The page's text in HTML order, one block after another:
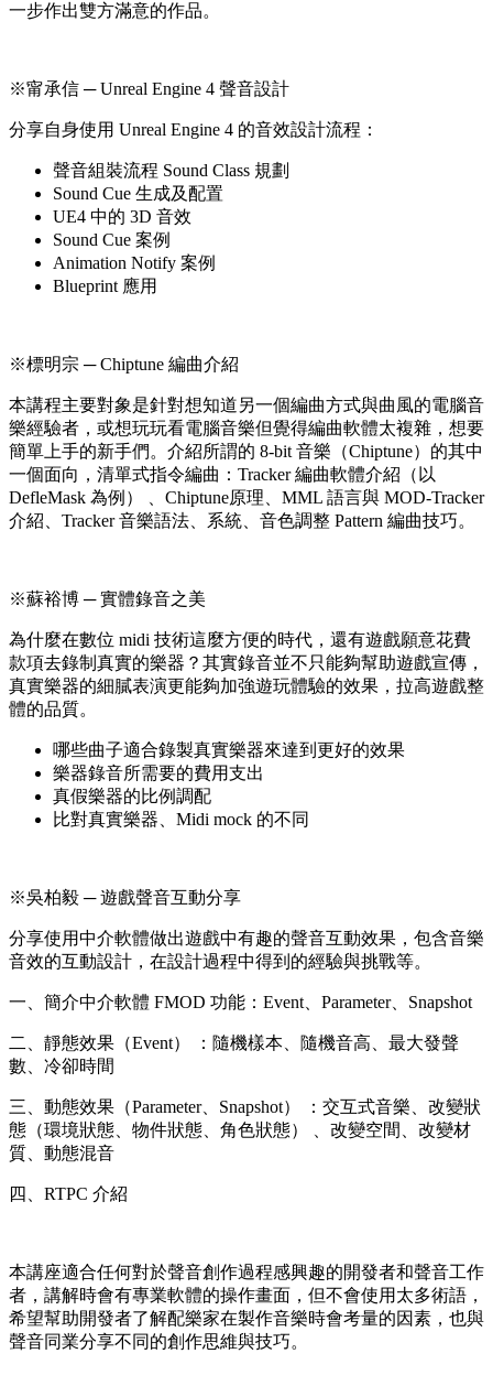
一步作出雙方滿意的作品。
※甯承信 ─ Unreal Engine 4 聲音設計
分享自身使用 Unreal Engine 4 的音效設計流程：
聲音組裝流程 Sound Class 規劃
Sound Cue 生成及配置
UE4 中的 3D 音效
Sound Cue 案例
Animation Notify 案例
Blueprint 應用
※標明宗 ─ Chiptune 編曲介紹
本講程主要對象是針對想知道另一個編曲方式與曲風的電腦音
樂經驗者，或想玩玩看電腦音樂但覺得編曲軟體太複雜，想要
簡單上手的新手們。介紹所謂的 8-bit 音樂（Chiptune）的其中
一個面向，清單式指令編曲：Tracker 編曲軟體介紹（以
DefleMask 為例） 、Chiptune原理、MML 語言與 MOD-Tracker
介紹、Tracker 音樂語法、系統、音色調整 Pattern 編曲技巧。
※蘇裕博 ─ 實體錄音之美
為什麼在數位 midi 技術這麼方便的時代，還有遊戲願意花費
款項去錄制真實的樂器？其實錄音並不只能夠幫助遊戲宣傳，
真實樂器的細膩表演更能夠加強遊玩體驗的效果，拉高遊戲整
體的品質。
哪些曲子適合錄製真實樂器來達到更好的效果
樂器錄音所需要的費用支出
真假樂器的比例調配
比對真實樂器、Midi mock 的不同
※吳柏毅 ─ 遊戲聲音互動分享
分享使用中介軟體做出遊戲中有趣的聲音互動效果，包含音樂
音效的互動設計，在設計過程中得到的經驗與挑戰等。
一、簡介中介軟體 FMOD 功能：Event、Parameter、Snapshot
二、靜態效果（Event） ：隨機樣本、隨機音高、最大發聲
數、冷卻時間
三、動態效果（Parameter、Snapshot） ：交互式音樂、改變狀
態（環境狀態、物件狀態、角色狀態） 、改變空間、改變材
質、動態混音
四、RTPC 介紹
本講座適合任何對於聲音創作過程感興趣的開發者和聲音工作
者，講解時會有專業軟體的操作畫面，但不會使用太多術語，
希望幫助開發者了解配樂家在製作音樂時會考量的因素，也與
聲音同業分享不同的創作思維與技巧。